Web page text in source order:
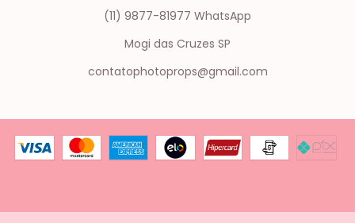
(11) 9877-81977 WhatsApp
Mogi das Cruzes SP
contatophotoprops@gmail.com